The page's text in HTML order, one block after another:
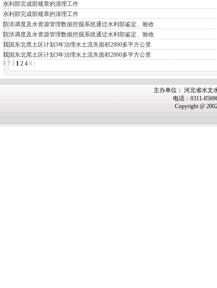
水利部完成部规章的清理工作
水利部完成部规章的清理工作
防洪调度及水资源管理数据挖掘系统通过水利部鉴定、验收
防洪调度及水资源管理数据挖掘系统通过水利部鉴定、验收
我国东北黑土区计划3年治理水土流失面积2800多平方公里
我国东北黑土区计划3年治理水土流失面积2800多平方公里
9 7 3 1 2 4 8 :
主办单位： 河北省水文
电话：0311-
Copyright @